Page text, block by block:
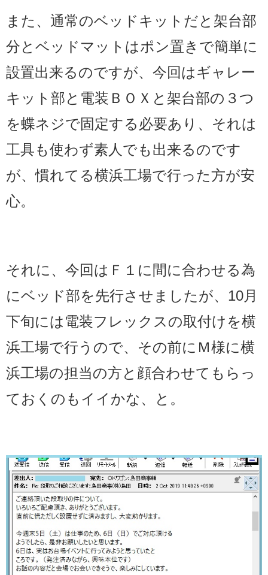
また、通常のベッドキットだと架台部
分とベッドマットはポン置きで簡単に
設置出来るのですが、今回はギャレー
キット部と電装ＢＯＸと架台部の３つ
を蝶ネジで固定する必要あり、それは
工具も使わず素人でも出来るのです
が、慣れてる横浜工場で行った方が安
心。
それに、今回はＦ１に間に合わせる為
にベッド部を先行させましたが、10月
下旬には電装フレックスの取付けを横
浜工場で行うので、その前にＭ様に横
浜工場の担当の方と顔合わせてもらっ
ておくのもイイかな、と。